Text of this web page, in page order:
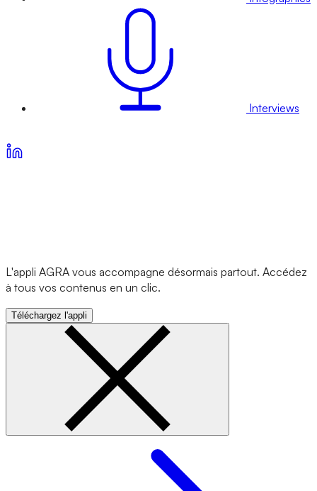
Interviews
L'appli AGRA vous accompagne désormais partout. Accédez
à tous vos contenus en un clic.
Téléchargez l'appli